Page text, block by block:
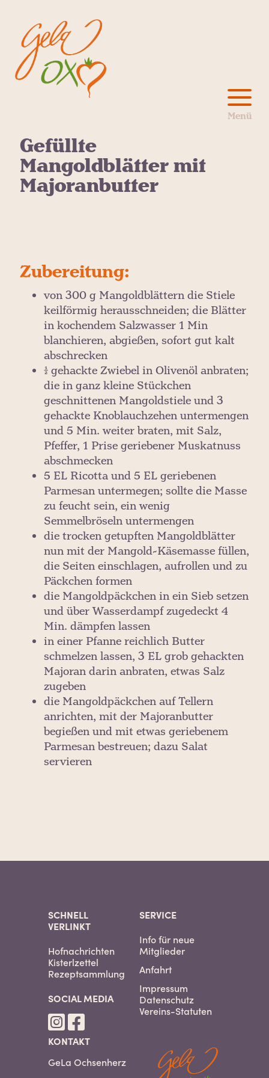
Gefüllte
Mangoldblätter mit
Majoranbutter
Zubereitung:
von 300 g Mangoldblättern die Stiele
keilförmig herausschneiden; die Blätter
in kochendem Salzwasser 1 Min
blanchieren, abgießen, sofort gut kalt
abschrecken
½ gehackte Zwiebel in Olivenöl anbraten;
die in ganz kleine Stückchen
geschnittenen Mangoldstiele und 3
gehackte Knoblauchzehen untermengen
und 5 Min. weiter braten, mit Salz,
Pfeffer, 1 Prise geriebener Muskatnuss
abschmecken
5 EL Ricotta und 5 EL geriebenen
Parmesan untermegen; sollte die Masse
zu feucht sein, ein wenig
Semmelbröseln untermengen
die trocken getupften Mangoldblätter
nun mit der Mangold-Käsemasse füllen,
die Seiten einschlagen, aufrollen und zu
Päckchen formen
die Mangoldpäckchen in ein Sieb setzen
und über Wasserdampf zugedeckt 4
Min. dämpfen lassen
in einer Pfanne reichlich Butter
schmelzen lassen, 3 EL grob gehackten
Majoran darin anbraten, etwas Salz
zugeben
die Mangoldpäckchen auf Tellern
anrichten, mit der Majoranbutter
begießen und mit etwas geriebenem
Parmesan bestreuen; dazu Salat
servieren
SCHNELL
VERLINKT
Hofnachrichten
Kisterlzettel
Rezeptsammlung
SOCIAL MEDIA
SERVICE
Info für neue
Mitglieder
Anfahrt
Impressum
Datenschutz
Vereins-Statuten
KONTAKT
GeLa Ochsenherz